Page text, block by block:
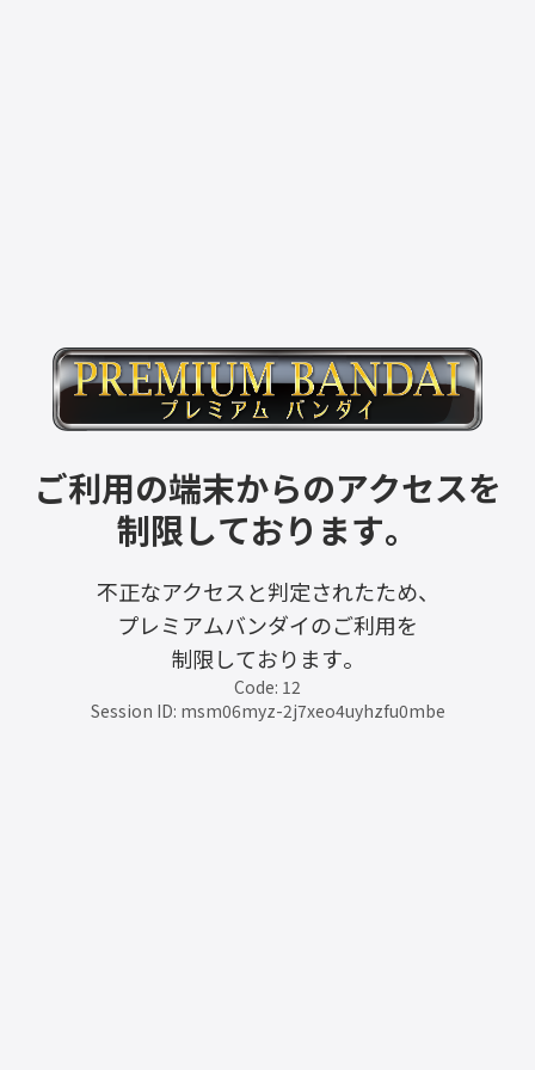
ご利用の端末からのアクセスを
制限しております。
不正なアクセスと判定されたため、
プレミアムバンダイのご利用を
制限しております。
Code: 12
Session ID: msm06myz-2j7xeo4uyhzfu0mbe